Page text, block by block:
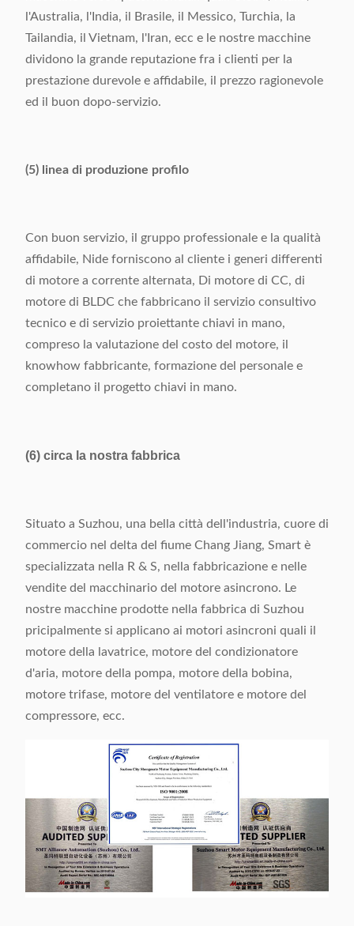
l'Australia, l'India, il Brasile, il Messico, Turchia, la
Tailandia, il Vietnam, l'Iran, ecc e le nostre macchine
dividono la grande reputazione fra i clienti per la
prestazione durevole e affidabile, il prezzo ragionevole
ed il buon dopo-servizio.
(5) linea di produzione profilo
Con buon servizio, il gruppo professionale e la qualità
affidabile, Nide forniscono al cliente i generi differenti
di motore a corrente alternata, Di motore di CC, di
motore di BLDC che fabbricano il servizio consultivo
tecnico e di servizio proiettante chiavi in mano,
compreso la valutazione del costo del motore, il
knowhow fabbricante, formazione del personale e
completano il progetto chiavi in mano.
(6) circa la nostra fabbrica
Situato a Suzhou, una bella città dell'industria, cuore di
commercio nel delta del fiume Chang Jiang, Smart è
specializzata nella R & S, nella fabbricazione e nelle
vendite del macchinario del motore asincrono. Le
nostre macchine prodotte nella fabbrica di Suzhou
pricipalmente si applicano ai motori asincroni quali il
motore della lavatrice, motore del condizionatore
d'aria, motore della pompa, motore della bobina,
motore trifase, motore del ventilatore e motore del
compressore, ecc.